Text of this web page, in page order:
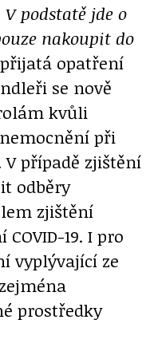
V podstatě jde o
nakoupit do
opatření
se nově
kvůli
při
případě zjištění
odběry
zjištění
19. I pro
vyplývající ze
prostředky